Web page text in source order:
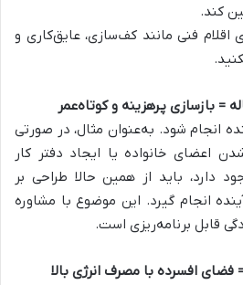
کند.
اقلام فنی مانند کف‌سازی، عایق‌کاری و
انجام شود. به‌عنوان مثال، در صورتی
اعضای خانواده یا ایجاد دفتر کار
دارد، باید از همین حالا طراحی بر
انجام گیرد. این موضوع با مشاوره
قابل برنامه‌ریزی است.